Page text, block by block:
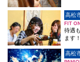
高松
FIT
待遇
ます！
高松